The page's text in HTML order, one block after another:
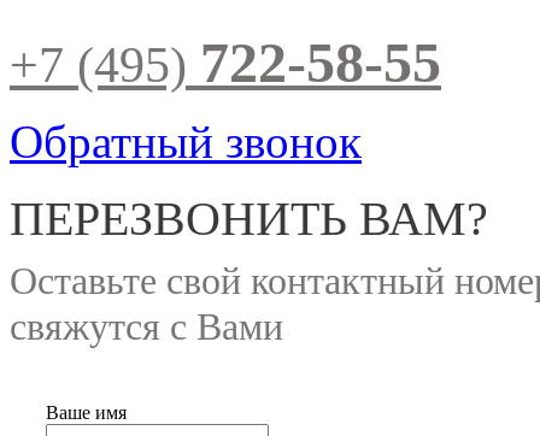
+7 (495) 722-58-55
Обратный звонок
ПЕРЕЗВОНИТЬ ВАМ?
Оставьте свой контактный
свяжутся с Вами
Ваше имя